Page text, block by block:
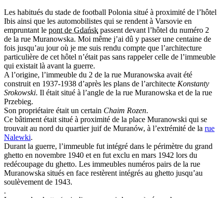
Les habitués du stade de football Polonia situé à proximité de l’hôtel
Ibis ainsi que les automobilistes qui se rendent à Varsovie en
empruntant le pont de Gdańsk passent devant l’hôtel du numéro 2
de la rue Muranowska. Moi même j’ai dû y passer une centaine de
fois jusqu’au jour où je me suis rendu compte que l’architecture
particulière de cet hôtel n’était pas sans rappeler celle de l’immeuble
qui existait là avant la guerre.
A l’origine, l’immeuble du 2 de la rue Muranowska avait été
construit en 1937-1938 d’après les plans de l’architecte Konstanty
Srokowski. Il était situé à l’angle de la rue Muranowska et de la rue
Przebieg.
Son propriétaire était un certain Chaim Rozen.
Ce bâtiment était situé à proximité de la place Muranowski qui se
trouvait au nord du quartier juif de Muranów, à l’extrémité de la rue
Nalewki.
Durant la guerre, l’immeuble fut intégré dans le périmètre du grand
ghetto en novembre 1940 et en fut exclu en mars 1942 lors du
redécoupage du ghetto. Les immeubles numéros pairs de la rue
Muranowska situés en face restèrent intégrés au ghetto jusqu’au
soulèvement de 1943.
.